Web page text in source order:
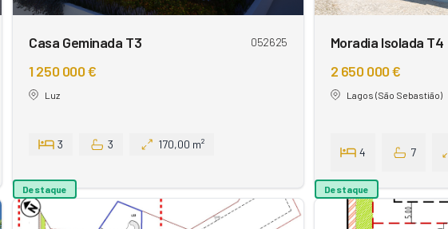
Casa Geminada T3 052625
1 250 000 €
Luz
3 3 170,00 m²
Moradia Isolada T4
2 650 000 €
Lagos (São Sebastião)
4 7
Destaque Destaque